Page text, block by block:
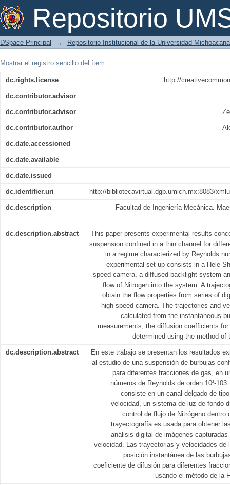
Repositorio
Estudio de la agitación y
suspensión de burbujas
DSpace Principal → Repositorio Institucional de la Universidad
Mostrar el registro sencillo del ítem
dc.rights.license http://
dc.contributor.advisor
dc.contributor.advisor
dc.contributor.author
dc.date.accessioned
dc.date.available
dc.date.issued
dc.identifier.uri http://bibliotecavirtual.dgb.umich.mx:8083/
dc.description Facultad de Ingeniería Mecánica.
dc.description.abstract
This paper presents experimental results
suspension confined in a thin channel for
in a regime characterized by Reynolds
experimental set-up consists in a Hele-
speed camera, a diffused backlight system
flow of Nitrogen into the system. A
obtain the flow properties from series of
high speed camera. The trajectories and
calculated from the instantaneous
measurements, the diffusion coefficients
determined using the method of
dc.description.abstract
En este trabajo se presentan los resultados
al estudio de una suspensión de burbujas
para diferentes fracciones de gas, en
números de Reynolds de orden 10²-
consiste en un canal delgado de
velocidad, un sistema de luz de fondo
control de flujo de Nitrógeno
trayectografía es usada para obtener
análisis digital de imágenes
velocidad. Las trayectorias y velocidades de
posición instantánea de las
coeficiente de difusión para diferentes
usando el método de la